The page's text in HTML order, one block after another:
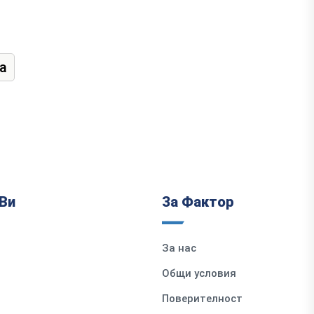
За Фактор
За нас
Общи условия
Поверителност